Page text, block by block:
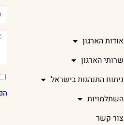
אודות הארגון
שרותי הארגון
ניתוח התנהגות בישראל
השתלמויות
צור קשר